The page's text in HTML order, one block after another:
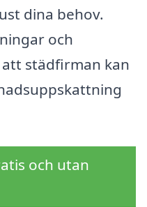
dina behov.
och
städfirman kan
och utan